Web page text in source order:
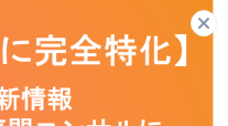
を含みません。
円 年収： 6,450,000円
円 年収： 7,780,000円